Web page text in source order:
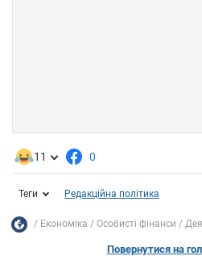
11 0
Теги Редакційна політика
Економіка Особисті фінанси
Повернутися на